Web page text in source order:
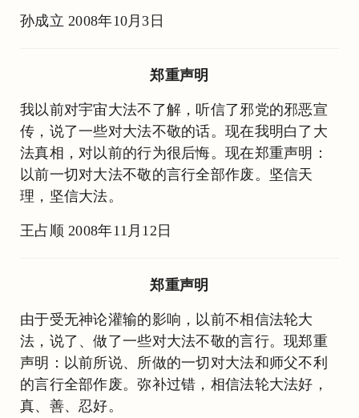
孙成立 2008年10月3日
郑重声明
我以前对宇宙大法不了解，听信了邪党的邪恶宣
传，说了一些对大法不敬的话。现在我明白了大
法真相，对以前的行为很后悔。现在郑重声明：
以前一切对大法不敬的言行全部作废。坚信天
理，坚信大法。
王占顺 2008年11月12日
郑重声明
由于受无神论灌输的影响，以前不相信法轮大
法，说了、做了一些对大法不敬的言行。现郑重
声明：以前所说、所做的一切对大法和师父不利
的言行全部作废。弥补过错，相信法轮大法好，
真、善、忍好。